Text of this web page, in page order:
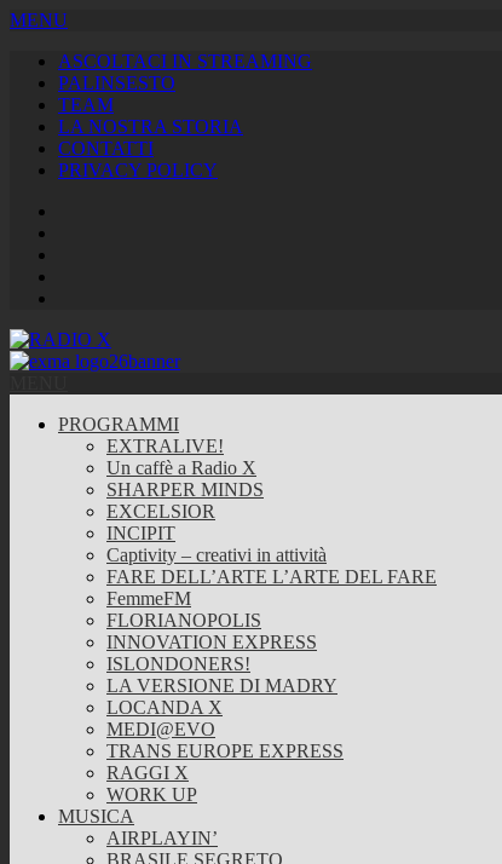
MENU
ASCOLTACI IN STREAMING
PALINSESTO
TEAM
LA NOSTRA STORIA
CONTATTI
PRIVACY POLICY
PROGRAMMI
EXTRALIVE!
Un caffè a Radio X
SHARPER MINDS
EXCELSIOR
INCIPIT
Captivity – creativi in attività
FARE DELL’ARTE L’ARTE DEL FARE
FemmeFM
FLORIANOPOLIS
INNOVATION EXPRESS
ISLONDONERS!
LA VERSIONE DI MADRY
LOCANDA X
MEDI@EVO
TRANS EUROPE EXPRESS
RAGGI X
WORK UP
MUSICA
AIRPLAYIN’
BRASILE SEGRETO